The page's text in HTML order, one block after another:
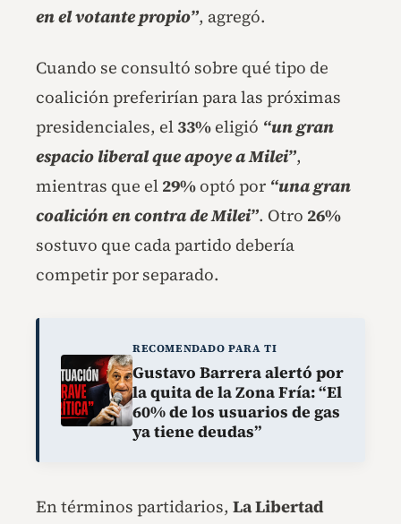
en el votante propio”, agregó.
Cuando se consultó sobre qué tipo de
coalición preferirían para las próximas
presidenciales, el 33% eligió “un gran
espacio liberal que apoye a Milei”,
mientras que el 29% optó por “una gran
coalición en contra de Milei”. Otro 26%
sostuvo que cada partido debería
competir por separado.
RECOMENDADO PARA TI
Gustavo Barrera alertó por
la quita de la Zona Fría: “El
60% de los usuarios de gas
ya tiene deudas”
En términos partidarios, La Libertad